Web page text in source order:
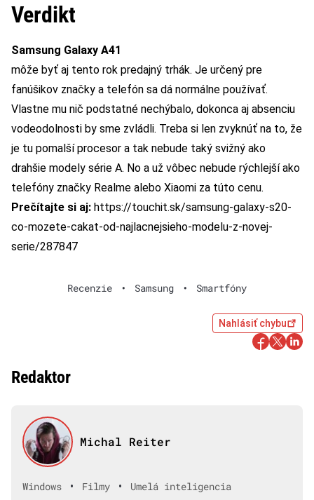
Verdikt
Samsung Galaxy A41
môže byť aj tento rok predajný trhák. Je určený pre
fanúšikov značky a telefón sa dá normálne používať.
Vlastne mu nič podstatné nechýbalo, dokonca aj absenciu
vodeodolnosti by sme zvládli. Treba si len zvyknúť na to, že
je tu pomalší procesor a tak nebude taký svižný ako
drahšie modely série A. No a už vôbec nebude rýchlejší ako
telefóny značky Realme alebo Xiaomi za túto cenu.
Prečítajte si aj: https://touchit.sk/samsung-galaxy-s20-
co-mozete-cakat-od-najlacnejsieho-modelu-z-novej-
serie/287847
Recenzie • Samsung • Smartfóny
Nahlásiť chybu
Redaktor
Michal Reiter
Windows • Filmy •
Umelá inteligencia